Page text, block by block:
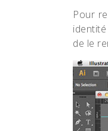
Pour
de le